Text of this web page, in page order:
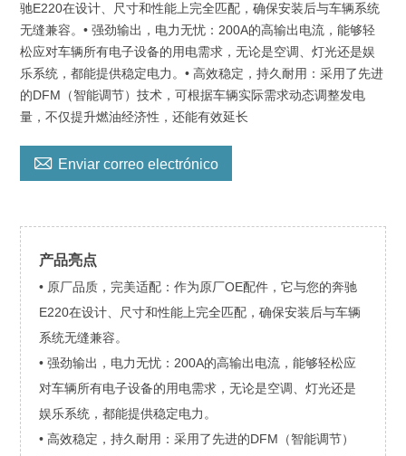
驰E220在设计、尺寸和性能上完全匹配，确保安装后与车辆系统
无缝兼容。• 强劲输出，电力无忧：200A的高输出电流，能够轻
松应对车辆所有电子设备的用电需求，无论是空调、灯光还是娱
乐系统，都能提供稳定电力。• 高效稳定，持久耐用：采用了先进
的DFM（智能调节）技术，可根据车辆实际需求动态调整发电
量，不仅提升燃油经济性，还能有效延长
 Enviar correo electrónico
产品亮点
• 原厂品质，完美适配：作为原厂OE配件，它与您的奔驰
E220在设计、尺寸和性能上完全匹配，确保安装后与车辆
系统无缝兼容。
• 强劲输出，电力无忧：200A的高输出电流，能够轻松应
对车辆所有电子设备的用电需求，无论是空调、灯光还是
娱乐系统，都能提供稳定电力。
• 高效稳定，持久耐用：采用了先进的DFM（智能调节）